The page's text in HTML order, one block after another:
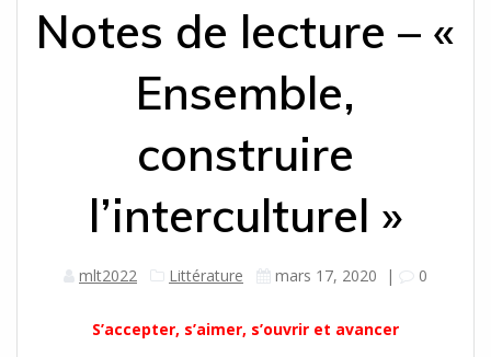
Notes de lecture – «
Ensemble,
construire
l’interculturel »
mlt2022 Littérature mars 17, 2020 | 0
S’accepter, s’aimer, s’ouvrir et avancer